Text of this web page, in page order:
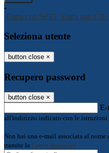
-
Entra con SPID Entra con CIE
Seleziona utente
button close ×
Recupero password
button close ×
E-
all'indirizzo indicato con le istruzioni
Non hai una e-mail associata al
tramite la Login Spaggiari